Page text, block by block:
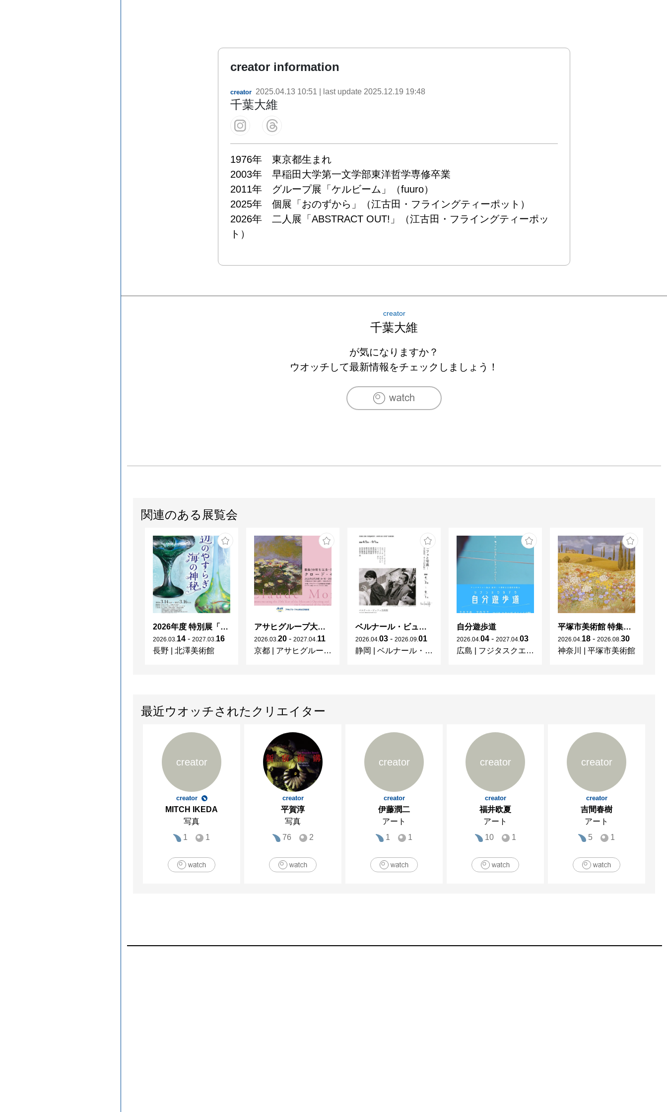
creator information
creator 2025.04.13 10:51 | last update 2025.12.19 19:48
千葉大維
1976年　東京都生まれ
2003年　早稲田大学第一文学部東洋哲学専修卒業
2011年　グループ展「ケルビーム」（fuuro）
2025年　個展「おのずから」（江古田・フライングティーポット）
2026年　二人展「ABSTRACT OUT!」（江古田・フライングティーポッ
ト）
creator
千葉大維
が気になりますか？
ウオッチして最新情報をチェックしましょう！
関連のある展覧会
2026年度 特別展「ガレとドーム、アール･ヌーヴォーのガラス 水辺のやすらぎ、海の神秘」
2026 03 14 - 2027 03 16
長野
北澤美術館
アサヒグループ大山崎山荘美術館 開館30周年記念展「没後100年 クロード・モネ」
2026 03 20 - 2027 04 11
京都
アサヒグループ大山崎山荘美術館
ベルナール・ビュフェと写真 ーカメラがとらえたビュフェとその時代、そして21 世紀へ
2026 04 03 - 2026 09 01
静岡
ベルナール・ビュフェ美術館
自分遊歩道
2026 04 04 - 2027 04 03
広島
フジタスクエアまるくる大野
平塚市美術館 特集展 花の表現、その多様性／特別展示 新収蔵品展
2026 04 18 - 2026 08 30
神奈川
平塚市美術館
最近ウオッチされたクリエイター
creator
creator
MITCH IKEDA
写真
1
1
creator
平賀淳
写真
76
2
creator
creator
伊藤潤二
アート
1
1
creator
creator
福井欧夏
アート
10
1
creator
creator
吉間春樹
アート
5
1